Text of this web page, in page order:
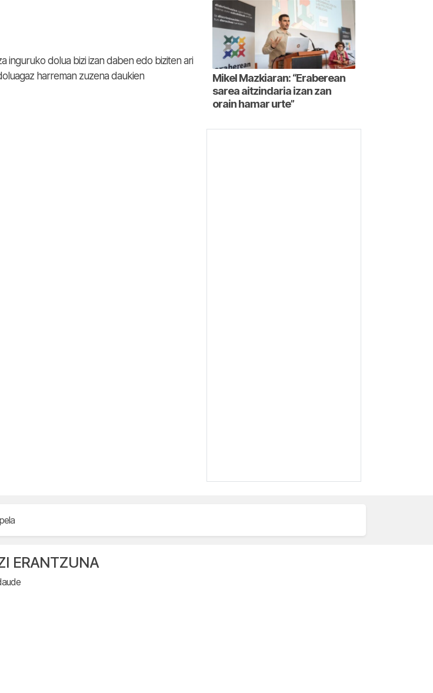
inguruko dolua bizi izan daben edo biziten ari
harreman zuzena daukien
Mikel Mazkiaran: “Eraberean
sarea aitzindaria izan zan
orain hamar urte”
ERANTZUNA